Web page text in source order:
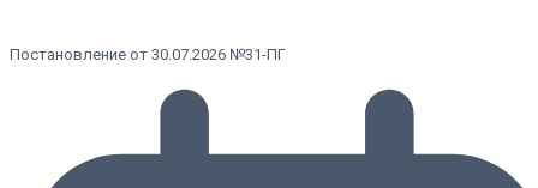
Постановление от 30.07.2026 №31-ПГ